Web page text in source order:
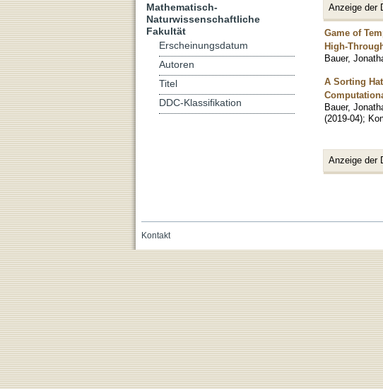
Anzeige der
Game of
High-
Bauer,
A Sorting
Bauer,
(2019-04);
Anzeige der
Mathematisch-
Naturwissenschaftliche
Fakultät
Erscheinungsdatum
Autoren
Titel
DDC-Klassifikation
Kontakt